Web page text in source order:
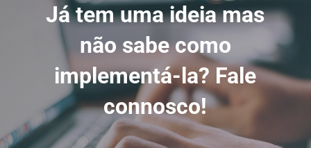
Já tem uma ideia mas
não sabe como
implementá-la? Fale
connosco!